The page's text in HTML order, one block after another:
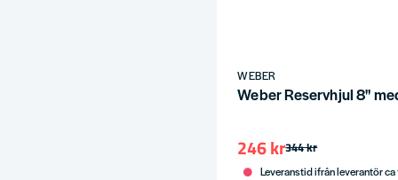
WEBER
Weber Reservhjul 8"
344 kr
246 kr
Leveranstid ifrån leverantör ca